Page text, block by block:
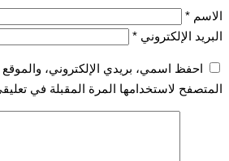
*
الإلكتروني *
احفظ اسمي، بريدي الإلكتروني، والموقع
لاستخدامها المرة المقبلة في تعليقي.